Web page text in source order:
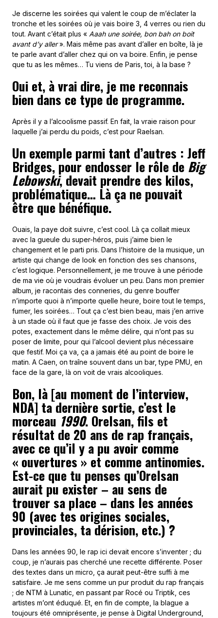
Je discerne les soirées qui valent le coup de m’éclater la
tronche et les soirées où je vais boire 3, 4 verres ou rien du
tout. Avant c’était plus « Aaah une soirée, bon bah on boit
avant d’y aller». Mais même pas avant d’aller en boîte, là je
te parle avant d’aller chez qui on va boire. Enfin, je pense
que tu as les mêmes… Tu viens de Paris, toi, à la base ?
Oui et, à vrai dire, je me reconnais
bien dans ce type de programme.
Après il y a l’alcoolisme passif. En fait, la vraie raison pour
laquelle j’ai perdu du poids, c’est pour Raelsan.
Un exemple parmi tant d’autres : Jeff
Bridges, pour endosser le rôle de Big
Lebowski, devait prendre des kilos,
problématique… Là ça ne pouvait
être que bénéfique.
Ouais, la paye doit suivre, c’est cool. Là ça collait mieux
avec la gueule du super-héros, puis j’aime bien le
changement et le parti pris. Dans l’histoire de la musique, un
artiste qui change de look en fonction des ses chansons,
c’est logique. Personnellement, je me trouve à une période
de ma vie où je voudrais évoluer un peu. Dans mon premier
album, je racontais des conneries, du genre bouffer
n’importe quoi à n’importe quelle heure, boire tout le temps,
fumer, les soirées… Tout ça c’est bien beau, mais j’en arrive
à un stade où il faut que je fasse des choix. Je vois des
potes, exactement dans le même délire, qui n’ont pas su
poser de limite, pour qui l’alcool devient plus nécessaire
que festif. Moi ça va, ça a jamais été au point de boire le
matin. A Caen, on traîne souvent dans un bar, type PMU, en
face de la gare, là on voit de vrais alcooliques.
Bon, là [au moment de l’interview,
NDA] ta dernière sortie, c’est le
morceau 1990. Orelsan, fils et
résultat de 20 ans de rap français,
avec ce qu’il y a pu avoir comme
« ouvertures » et comme antinomies.
Est-ce que tu penses qu’Orelsan
aurait pu exister – au sens de
trouver sa place – dans les années
90 (avec tes origines sociales,
provinciales, ta dérision, etc.) ?
Dans les années 90, le rap ici devait encore s’inventer ; du
coup, je n’aurais pas cherché une recette différente. Poser
des textes dans un micro, ça aurait peut-être suffi à me
satisfaire. Je me sens comme un pur produit du rap français
; de NTM à Lunatic, en passant par Rocé ou Triptik, ces
artistes m’ont éduqué. Et, en fin de compte, la blague a
toujours été omniprésente, je pense à Digital Underground,